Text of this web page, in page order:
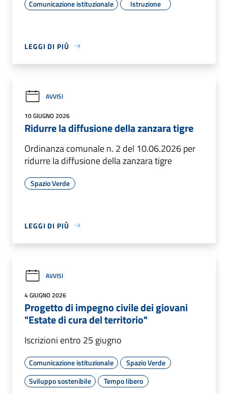
Comunicazione istituzionale Istruzione
LEGGI DI PIÙ
AVVISI
10 GIUGNO 2026
Ridurre la diffusione della zanzara tigre
Ordinanza comunale n. 2 del 10.06.2026 per
ridurre la diffusione della zanzara tigre
Spazio Verde
LEGGI DI PIÙ
AVVISI
4 GIUGNO 2026
Progetto di impegno civile dei giovani
"Estate di cura del territorio"
Iscrizioni entro 25 giugno
Comunicazione istituzionale
Spazio Verde
Sviluppo sostenibile
Tempo libero